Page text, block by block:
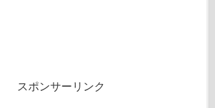
スポンサーリンク